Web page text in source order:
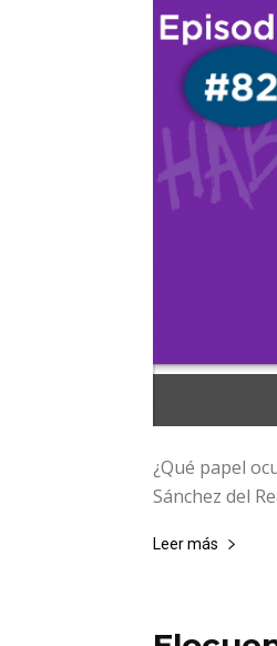
¿Qué papel
Sánchez del
Leer más